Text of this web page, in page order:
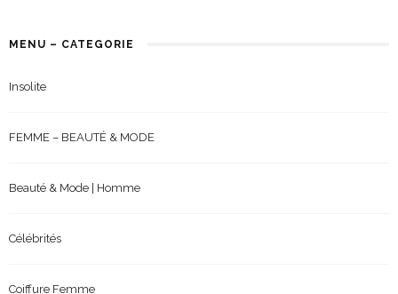
MENU – CATEGORIE
Insolite
FEMME – BEAUTÉ & MODE
Beauté & Mode | Homme
Célébrités
Coiffure Femme